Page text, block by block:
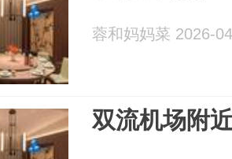
蓉和妈妈菜 2026-
双流机场附